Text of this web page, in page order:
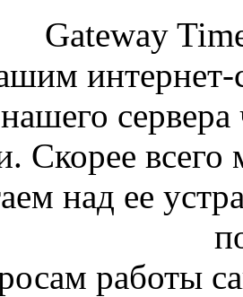
Gateway
интернет-
Скорее
над ее
работы